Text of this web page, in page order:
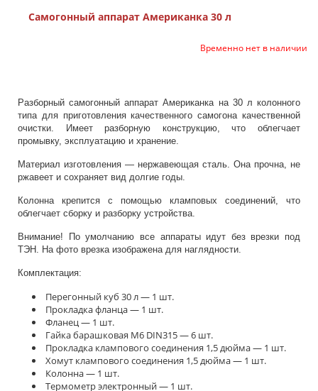
Самогонный аппарат Американка 30 л
Временно нет в наличии
Разборный самогонный аппарат Американка на 30 л колонного
типа для приготовления качественного самогона качественной
очистки. Имеет разборную конструкцию, что облегчает
промывку, эксплуатацию и хранение.
Материал изготовления — нержавеющая сталь. Она прочна, не
ржавеет и сохраняет вид долгие годы.
Колонна крепится с помощью кламповых соединений, что
облегчает сборку и разборку устройства.
Внимание! По умолчанию все аппараты идут без врезки под
ТЭН. На фото врезка изображена для наглядности.
Комплектация:
Перегонный куб 30 л — 1 шт.
Прокладка фланца — 1 шт.
Фланец — 1 шт.
Гайка барашковая М6 DIN315 — 6 шт.
Прокладка клампового соединения 1,5 дюйма — 1 шт.
Хомут клампового соединения 1,5 дюйма — 1 шт.
Колонна — 1 шт.
Термометр электронный — 1 шт.